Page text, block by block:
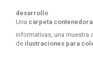
desarrollo
Una carpeta contenedora
informativas, una muestra
de ilustraciones para